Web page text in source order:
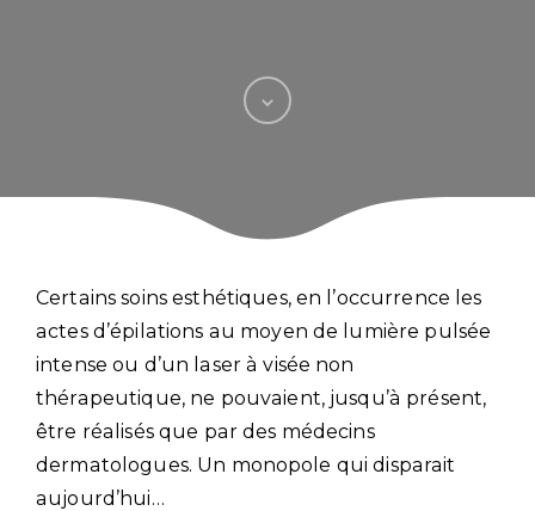
Certains soins esthétiques, en l’occurrence les
actes d’épilations au moyen de lumière pulsée
intense ou d’un laser à visée non
thérapeutique, ne pouvaient, jusqu’à présent,
être réalisés que par des médecins
dermatologues. Un monopole qui disparait
aujourd’hui…